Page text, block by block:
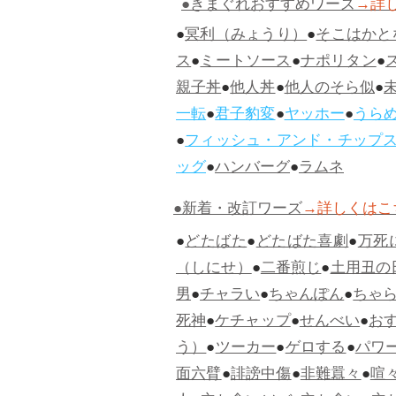
●きまぐれおすすめワーズ →詳
●冥利（みょうり）●そこはか
ス●ミートソース●ナポリタン●
親子丼●他人丼●他人のそら似●
一転●君子豹変●ヤッホー●うら
●フィッシュ・アンド・チップ
ッグ●ハンバーグ●ラムネ
●新着・改訂ワーズ→詳しくはこ
●どたばた●どたばた喜劇●万死
（しにせ）●二番煎じ●土用丑の
男●チャラい●ちゃんぽん●ちゃ
死神●ケチャップ●せんべい●お
う）●ツーカー●ゲロする●パワ
面六臂●誹謗中傷●非難囂々●喧